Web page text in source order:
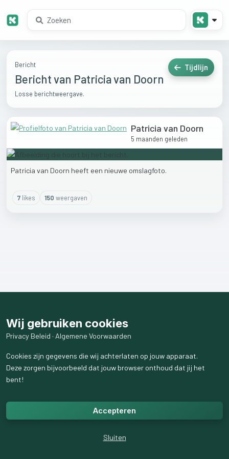
Bericht
Bericht van Patricia van Doorn
Losse berichtweergave.
Tijdlijn
Patricia van Doorn
5 maanden geleden
Patricia van Doorn heeft een nieuwe omslagfoto.
7likes 150 weergaven
Wij gebruiken cookies
Privacy Beleid · Algemene Voorwaarden
Cookies zijn gegevens die wij achterlaten op jouw apparaat.
Deze zorgen bijvoorbeeld dat jouw browser onthoud dat jij het
bent!
Accepteren
Sluiten